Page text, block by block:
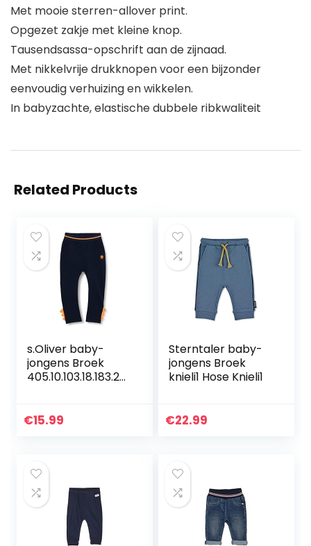
Met mooie sterren-allover print.
Opgezet zakje met kleine knop.
Tausendsassa-opschrift aan de zijnaad.
Met nikkelvrije drukknopen voor een bijzonder
eenvoudig verhuizing en wikkelen.
In babyzachte, elastische dubbele ribkwaliteit
Related Products
s.Oliver baby-
jongens Broek
405.10.103.18.183.20
€15.99
Sterntaler baby-
jongens Broek
knieli1 Hose Knieli1
€22.99